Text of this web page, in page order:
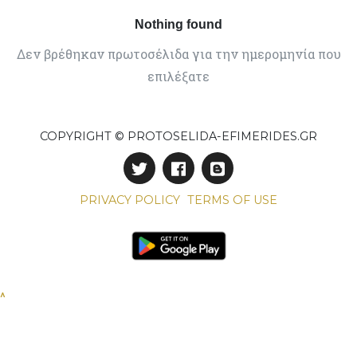
Nothing found
Δεν βρέθηκαν πρωτοσέλιδα για την ημερομηνία που
επιλέξατε
COPYRIGHT © PROTOSELIDA-EFIMERIDES.GR
PRIVACY POLICY TERMS OF USE
^